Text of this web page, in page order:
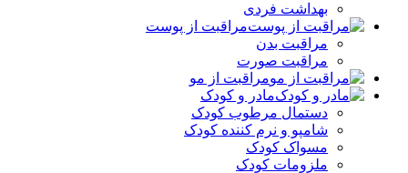
بهداشت فردی
مراقبت از پوست
مراقبت بدن
مراقبت صورت
مراقبت از مو
مادر و کودک
دستمال مرطوب کودک
شامپو و نرم کننده کودک
مسواک کودک
ملزومات کودک